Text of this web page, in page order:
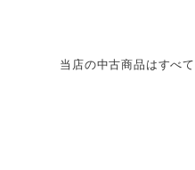
当店の中古商品はすべ